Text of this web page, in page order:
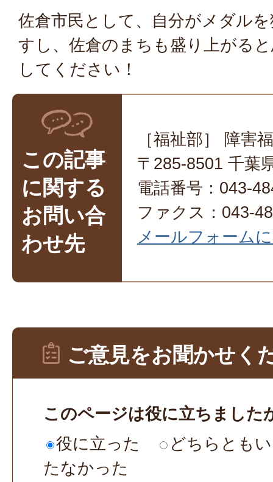
佐倉市民として、自分がメダル
すし、佐倉のまちも盛り上がる
してください！
この記事
に関する
お問い合
わせ先
［福祉部］ 障害
〒285-8501 千葉
電話番号：043-
ファクス：043-
メールフォーム
ご意見をお聞かせく
このページは役に立ちました
役に立った
どちらとも
たなかった